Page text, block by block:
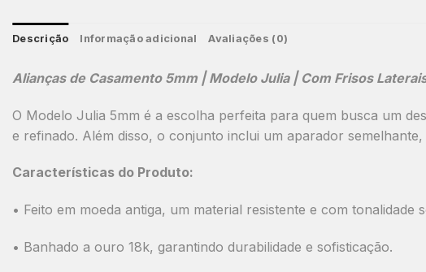
Descrição Informação adicional Avaliações (0)
Alianças de Casamento 5mm | Modelo Julia | Com Frisos
O Modelo Julia 5mm é a escolha perfeita para quem busca um
e refinado. Além disso, o conjunto inclui um aparador semelhante,
Características do Produto:
• Feito em moeda antiga, um material resistente e com tonalidade
• Banhado a ouro 18k, garantindo durabilidade e sofisticação.